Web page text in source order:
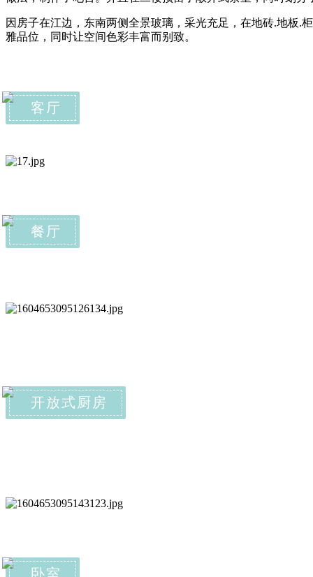
因房子在江边，东南两侧全景玻璃，采光充足，在地砖.地板.
雅品位，同时让空间色彩丰富而别致。
客厅
餐厅
开放式厨房
卧室